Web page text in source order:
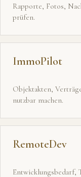
Rapporte, Fotos,
prüfen.
ImmoPilot
Objektakten,
nutzbar machen.
RemoteDev
Entwicklungsbedarf,